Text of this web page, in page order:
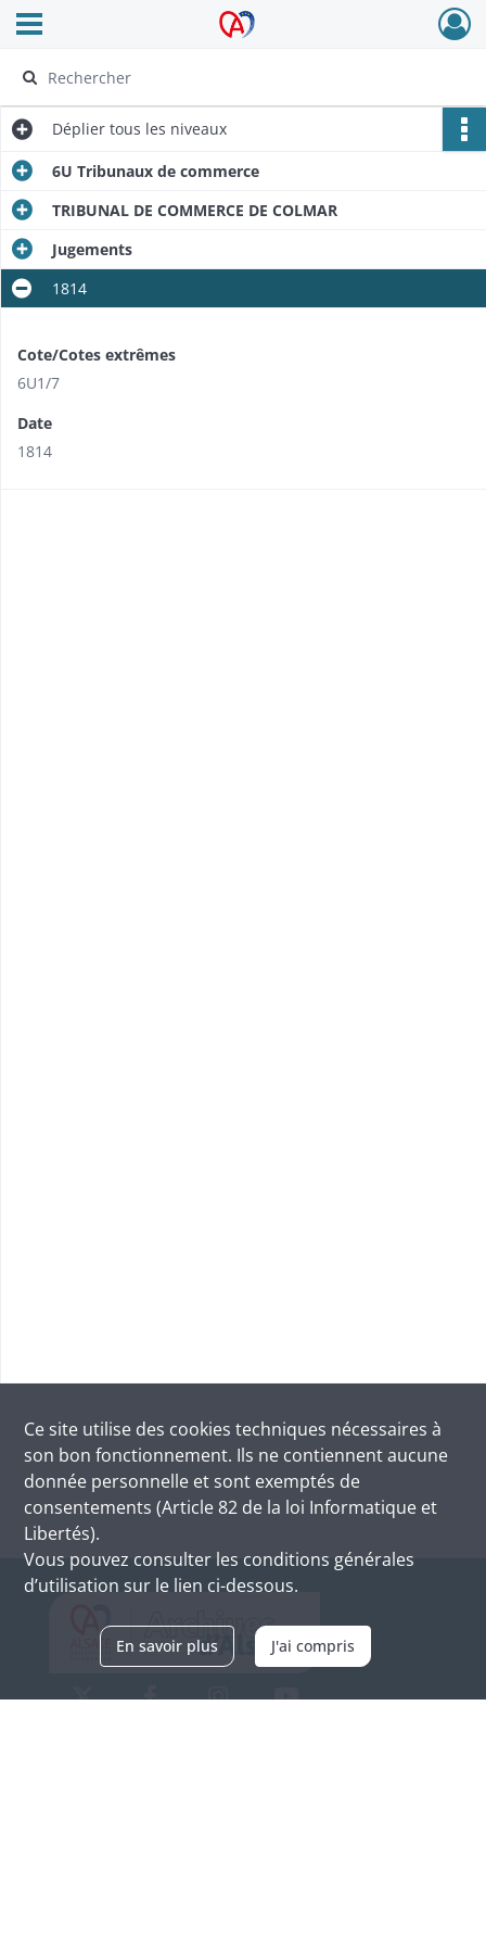
Archives Alsace - Colmar
Ouvrir le menu déroulant
Déplier tous les niveaux
6U Tribunaux de commerce
TRIBUNAL DE COMMERCE DE COLMAR
Jugements
1814
Cote/Cotes extrêmes
6U1/7
Date
1814
Ce site utilise des cookies techniques nécessaires à
son bon fonctionnement. Ils ne contiennent aucune
donnée personnelle et sont exemptés de
consentements (Article 82 de la loi Informatique et
Libertés).
Vous pouvez consulter les conditions générales
d’utilisation sur le lien ci-dessous.
En savoir plus J'ai compris